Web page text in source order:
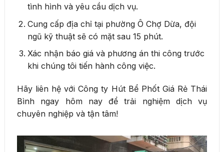
tình hình và yêu cầu dịch vụ.
Cung cấp địa chỉ tại phường Ô Chợ Dừa, đội
ngũ kỹ thuật sẽ có mặt sau 15 phút.
Xác nhận báo giá và phương án thi công trước
khi chúng tôi tiến hành công việc.
Hãy liên hệ với Công ty Hút Bể Phốt Giá Rẻ Thái
Bình ngay hôm nay để trải nghiệm dịch vụ
chuyên nghiệp và tận tâm!